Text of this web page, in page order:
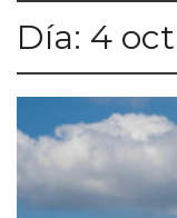
Día: 4